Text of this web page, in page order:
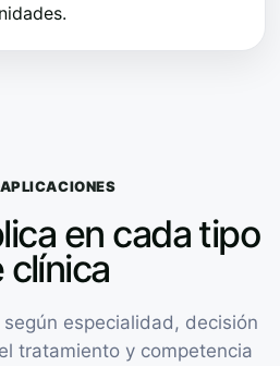
APLICACIONES
en cada tipo
clínica
especialidad, decisión
tratamiento y competencia